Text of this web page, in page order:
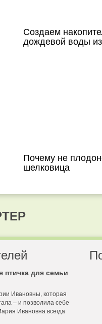
Создаем
дождевой воды
Почему не
шелковица
птичка для семьи
Ивановны, которая
– и позволила себе
Ивановна всегда